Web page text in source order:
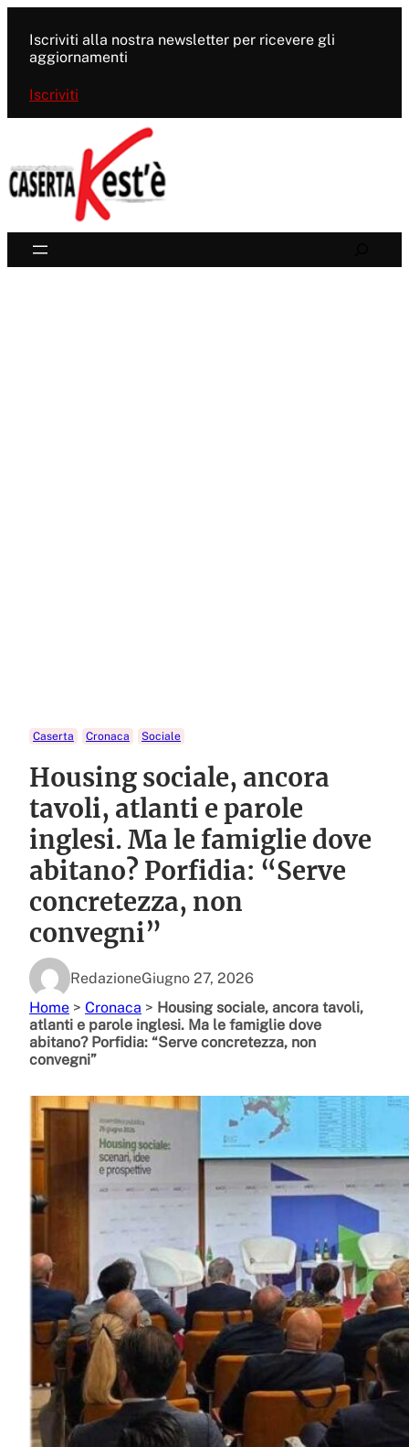
contenuto
Iscriviti alla nostra newsletter per ricevere gli
aggiornamenti
Iscriviti
Caserta Cronaca Sociale
Housing sociale, ancora
tavoli, atlanti e parole
inglesi. Ma le famiglie dove
abitano? Porfidia: “Serve
concretezza, non
convegni”
RedazioneGiugno 27, 2026
Home > Cronaca > Housing sociale, ancora tavoli,
atlanti e parole inglesi. Ma le famiglie dove
abitano? Porfidia: “Serve concretezza, non
convegni”